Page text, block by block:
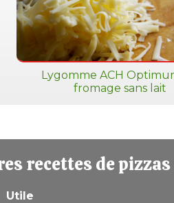
Lygomme ACH
fromage sans lait
recettes de
Utile